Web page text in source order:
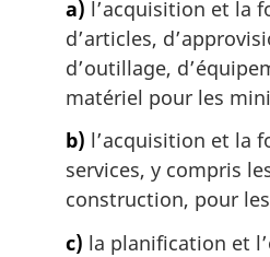
a) l’acquisition et la
d’articles,
d’outillage,
matériel pour les
b) l’acquisition et la
services, y compris
construction, pour
c) la planification et